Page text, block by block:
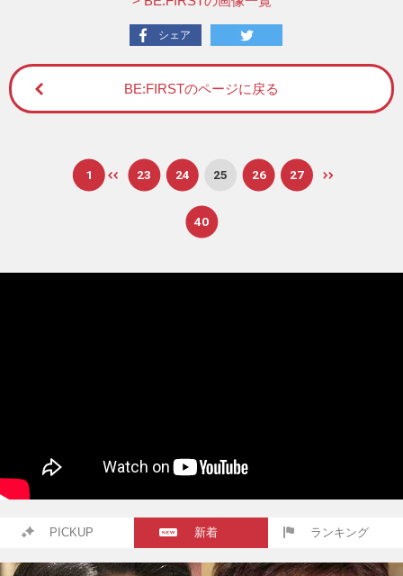
シェア
BE:FIRSTのページに戻る
1 23 24 25 26 27
40
PICKUP 新着 ランキング